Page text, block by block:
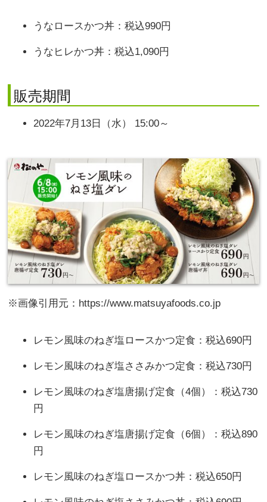
うなロースかつ丼：税込990円
うなヒレかつ丼：税込1,090円
販売期間
2022年7月13日（水） 15:00～
※画像引用元：https://www.matsuyafoods.co.jp
レモン風味のねぎ塩ロースかつ定食：税込690円
レモン風味のねぎ塩ささみかつ定食：税込730円
レモン風味のねぎ塩唐揚げ定食（4個）：税込730
円
レモン風味のねぎ塩唐揚げ定食（6個）：税込890
円
レモン風味のねぎ塩ロースかつ丼：税込650円